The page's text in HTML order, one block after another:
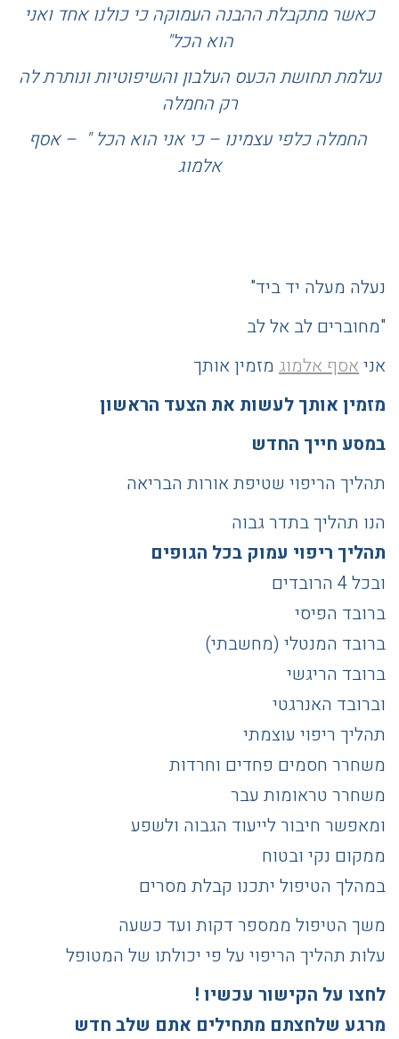
כאשר מתקבלת ההבנה העמוקה כי כולנו אחד ואני
הוא הכל"
נעלמת תחושת הכעס העלבון והשיפוטיות ונותרת לה
רק החמלה
החמלה כלפי עצמינו – כי אני הוא הכל " – אסף
אלמוג
נעלה מעלה יד ביד"
"מחוברים לב אל לב
אני אסף אלמוג מזמין אותך
מזמין אותך לעשות את הצעד הראשון
במסע חייך החדש
תהליך הריפוי שטיפת אורות הבריאה
הנו תהליך בתדר גבוה
תהליך ריפוי עמוק בכל הגופים
ובכל 4 הרובדים
ברובד הפיסי
ברובד המנטלי (מחשבתי)
ברובד הריגשי
וברובד האנרגטי
תהליך ריפוי עוצמתי
משחרר חסמים פחדים וחרדות
משחרר טראומות עבר
ומאפשר חיבור לייעוד הגבוה ולשפע
ממקום נקי ובטוח
במהלך הטיפול יתכנו קבלת מסרים
משך הטיפול ממספר דקות ועד כשעה
עלות תהליך הריפוי על פי יכולתו של המטופל
לחצו על הקישור עכשיו !
מרגע שלחצתם מתחילים אתם שלב חדש